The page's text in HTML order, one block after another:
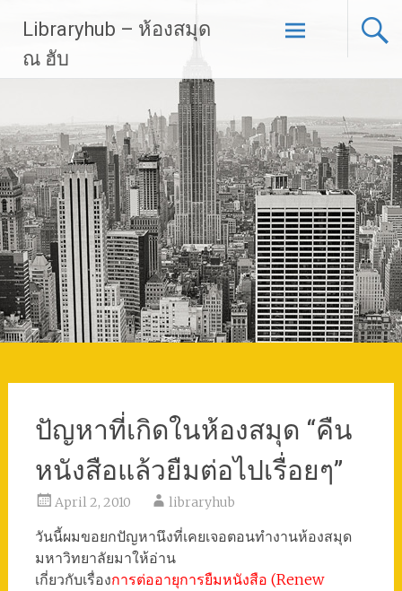
content
Libraryhub – ห้องสมุด
ณ ฮับ
ปัญหาที่เกิดในห้องสมุด “คืน
หนังสือแล้วยืมต่อไปเรื่อยๆ”
April 2, 2010 libraryhub
วันนี้ผมขอยกปัญหานึงที่เคยเจอตอนทำงานห้องสมุด
มหาวิทยาลัยมาให้อ่าน
เกี่ยวกับเรื่องการต่ออายุการยืมหนังสือ (Renew